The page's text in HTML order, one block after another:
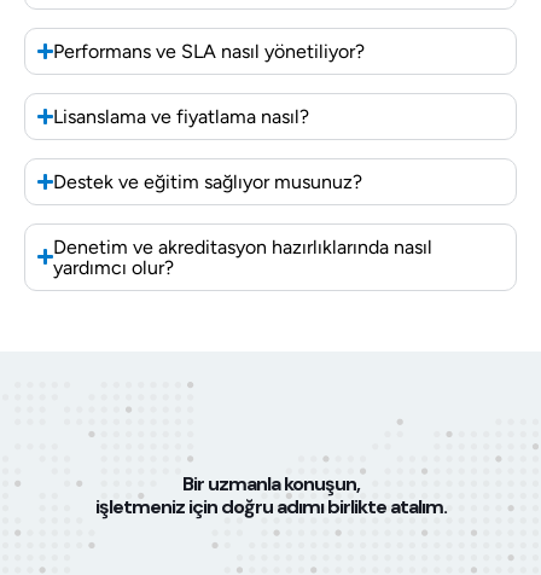
Performans ve SLA nasıl yönetiliyor?
Lisanslama ve fiyatlama nasıl?
Destek ve eğitim sağlıyor musunuz?
Denetim ve akreditasyon hazırlıklarında nasıl
yardımcı olur?
Bir uzmanla konuşun,
işletmeniz için doğru adımı birlikte atalım.